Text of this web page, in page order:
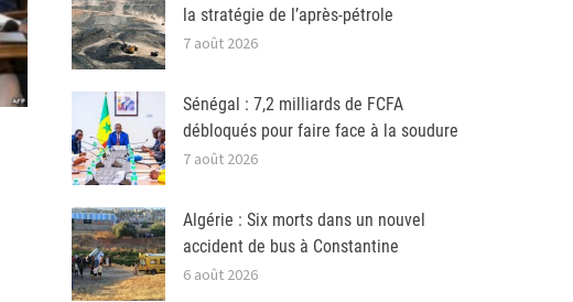
la stratégie de l’après-pétrole
7 août 2026
Sénégal : 7,2 milliards de FCFA
débloqués pour faire face à la soudure
7 août 2026
Algérie : Six morts dans un nouvel
accident de bus à Constantine
6 août 2026